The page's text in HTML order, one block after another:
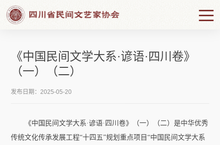
《中国民间文学大系·谚语·四川卷》
（一）（二）
发布日期：2025-05-20
《中国民间文学大系·谚语·四川卷》（一）（二）是中华优秀
传统文化传承发展工程“十四五”规划重点项目“中国民间文学大系